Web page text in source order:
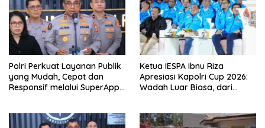
Polri Perkuat Layanan Publik
yang Mudah, Cepat dan
Responsif melalui SuperApp
Ketua IESPA Ibnu Riza
Apresiasi Kapolri Cup 2026:
Wadah Luar Biasa, dari